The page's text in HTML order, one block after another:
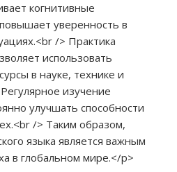
когнитивные
уверенность в
/> Практика
использовать
в науке, технике и
изучение
улучшать способности
/> Таким образом,
языка является важным
в глобальном мире.</p>